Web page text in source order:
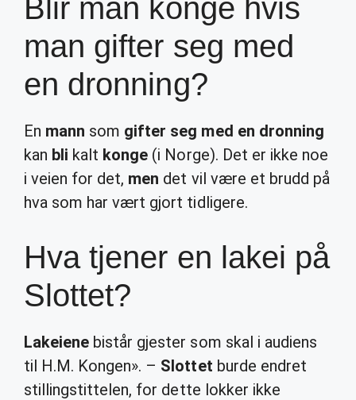
Blir man konge hvis
man gifter seg med
en dronning?
En mann som gifter seg med en dronning
kan bli kalt konge (i Norge). Det er ikke noe
i veien for det, men det vil være et brudd på
hva som har vært gjort tidligere.
Hva tjener en lakei på
Slottet?
Lakeiene bistår gjester som skal i audiens
til H.M. Kongen». – Slottet burde endret
stillingstittelen, for dette lokker ikke